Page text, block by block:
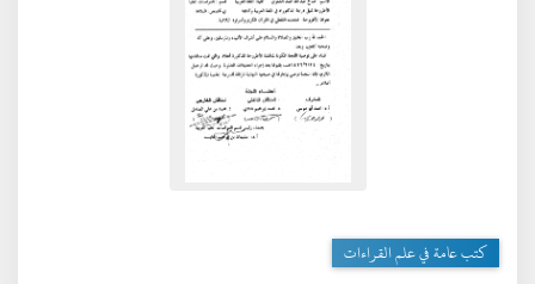
كتب عامة في علم القراءات